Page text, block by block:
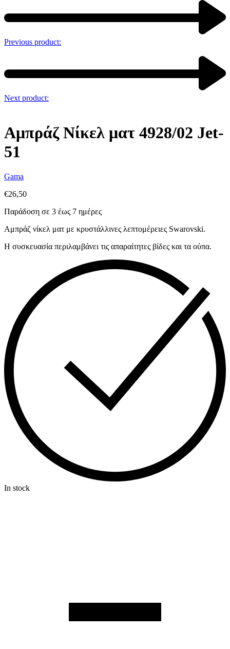
Previous product:
Next product:
Αμπράζ Νίκελ ματ 4928/02 Jet-
51
Gama
€26,50
Παράδοση σε 3 έως 7 ημέρες
Αμπράζ νίκελ ματ με κρυστάλλινες λεπτομέρειες Swarovski.
Η συσκευασία περιλαμβάνει τις απαραίτητες βίδες και τα ούπα.
In stock